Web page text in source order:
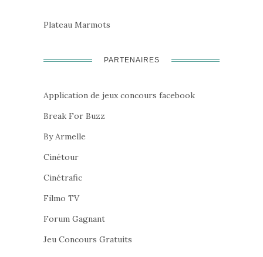
Plateau Marmots
PARTENAIRES
Application de jeux concours facebook
Break For Buzz
By Armelle
Cinétour
Cinétrafic
Filmo TV
Forum Gagnant
Jeu Concours Gratuits